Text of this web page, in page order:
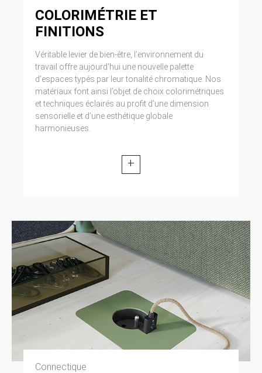
COLORIMÉTRIE ET
FINITIONS
Véritable levier de bien-être, l’environnement du
travail offre aujourd’hui une nouvelle palette
d’espaces typés par leur tonalité chromatique. Nos
matériaux font ainsi l’objet de choix colorimétriques
et techniques éclairés au profit d’une dimension
sensorielle et d’une esthétique globale
harmonieuses.
+
Connectique